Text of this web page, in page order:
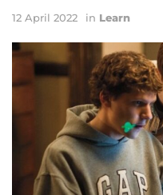
12 April 2022 in Learn